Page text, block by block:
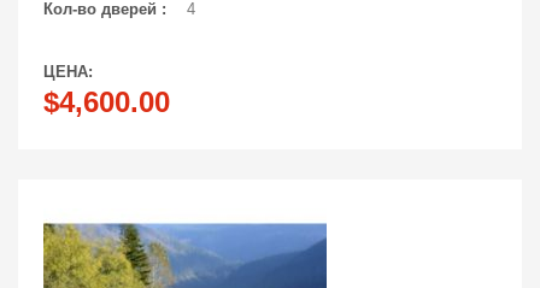
Кол-во дверей :
4
ЦЕНА:
$4,600.00